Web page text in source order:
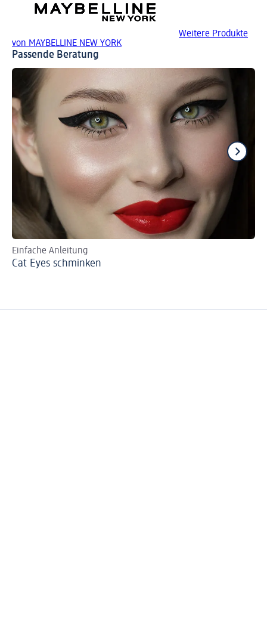
Weitere Produkte
von MAYBELLINE NEW YORK
Passende Beratung
Einfache Anleitung
Cat Eyes schminken